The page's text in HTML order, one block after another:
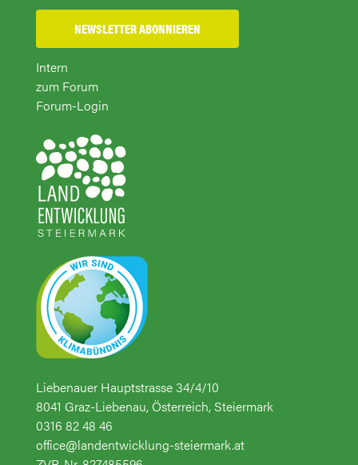
NEWSLETTER ABONNIEREN
Intern
zum Forum
Forum-Login
Liebenauer Hauptstrasse 34/4/10
8041 Graz-Liebenau, Österreich, Steiermark
0316 82 48 46
office@landentwicklung-steiermark.at